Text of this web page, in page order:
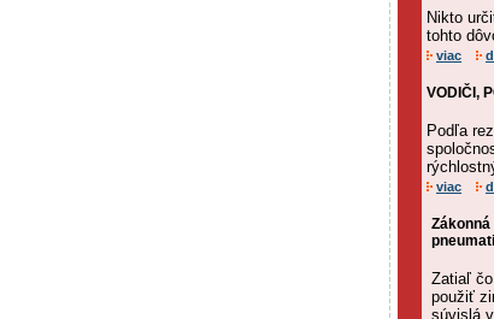
Nikto
tohto
viac
VODIČI,
Podľa
viac
Zatiaľ
použiť
súvislá